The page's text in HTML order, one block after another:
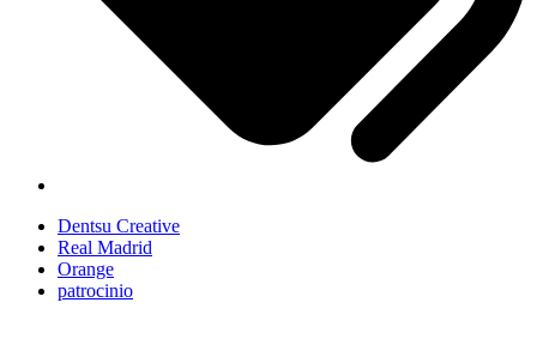
Dentsu Creative
Real Madrid
Orange
patrocinio